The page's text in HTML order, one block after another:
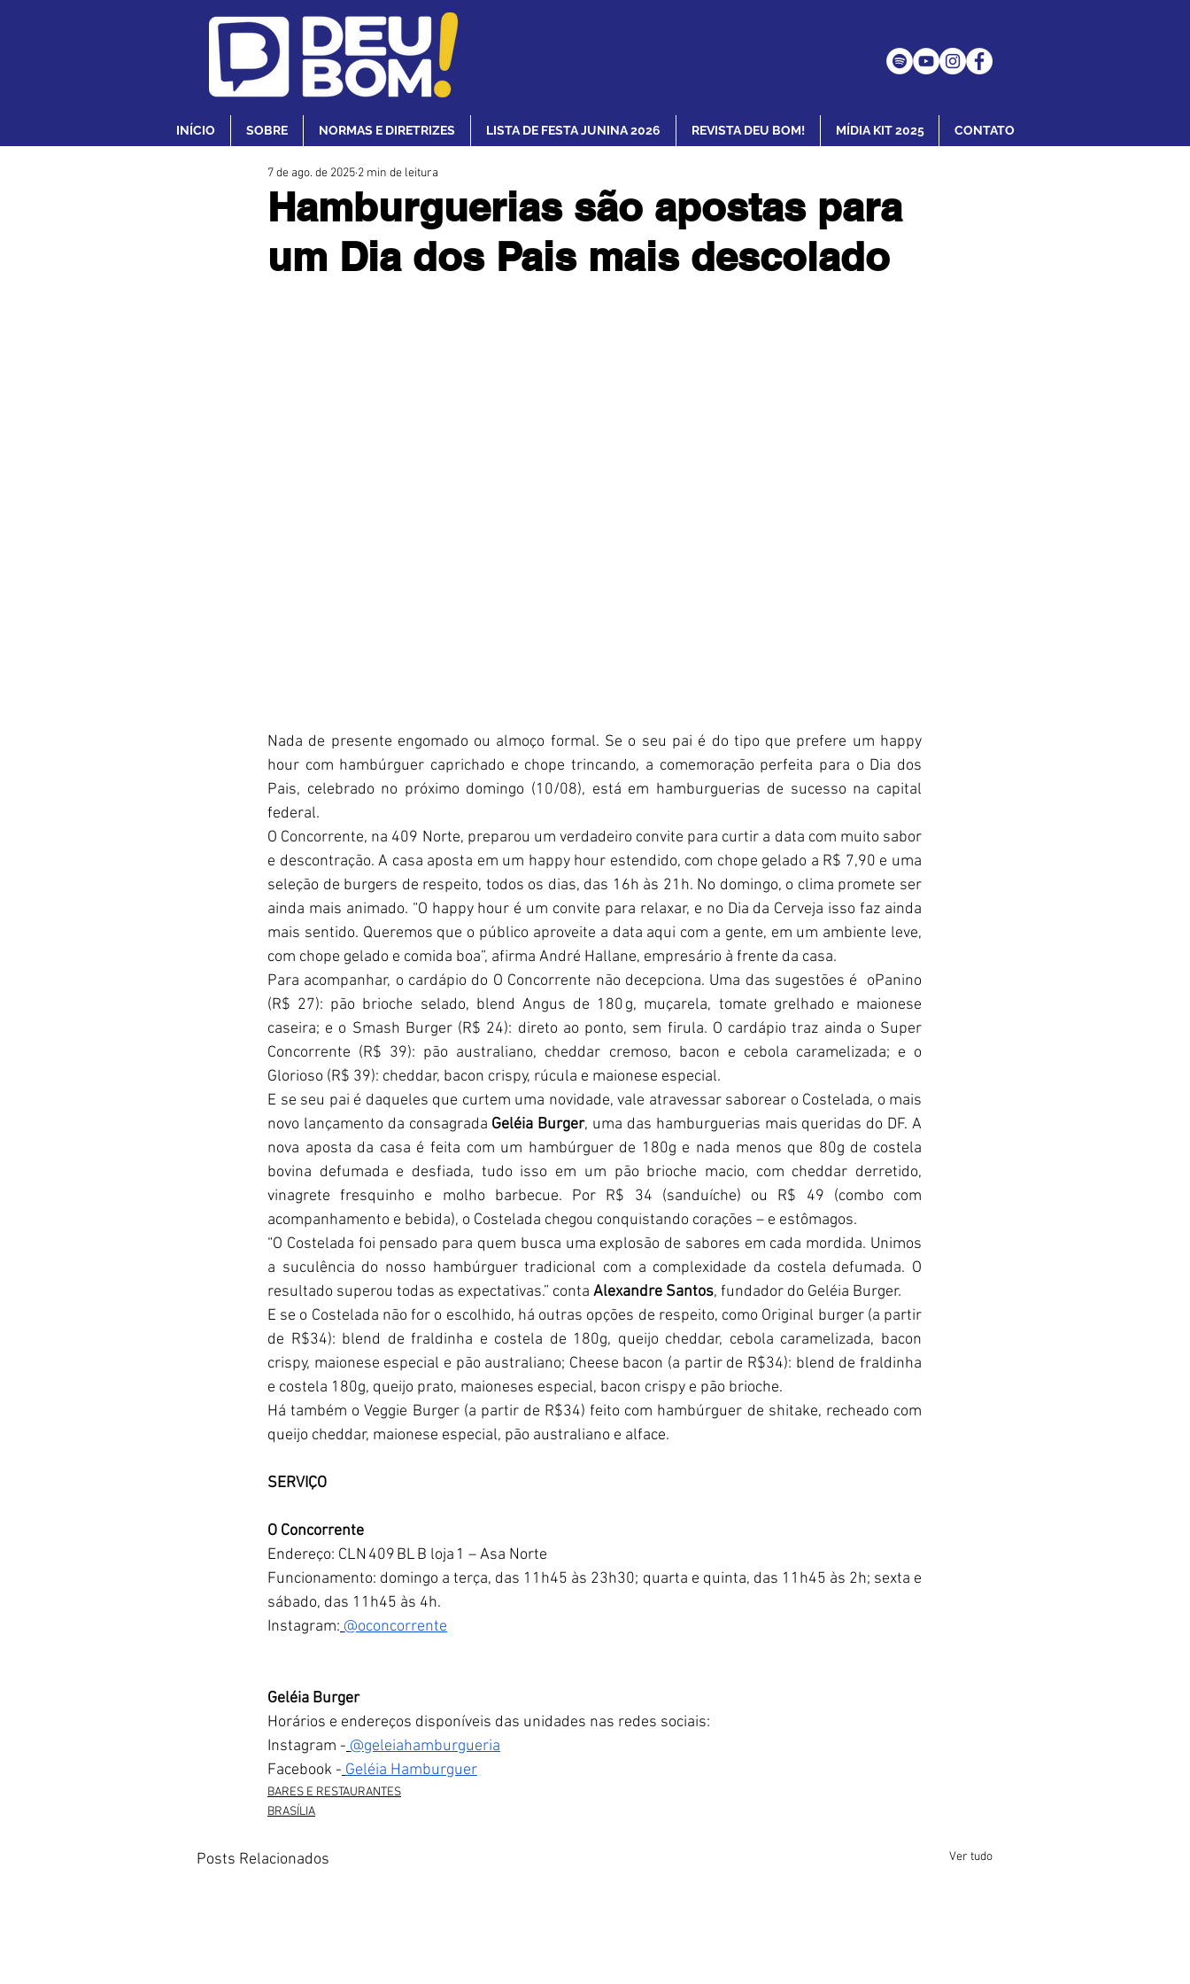
INÍCIO SOBRE NORMAS E DIRETRIZES LISTA DE FESTA JUNINA 2026 REVISTA DEU BOM! MÍDIA KIT 2025 CONTATO
Hamburguerias são apostas para
um Dia dos Pais mais descolado
7 de ago. de 2025 2 min de leitura
Nada de presente engomado ou almoço formal. Se o seu pai é do tipo que prefere um happy
hour com hambúrguer caprichado e chope trincando, a comemoração perfeita para o Dia dos
Pais, celebrado no próximo domingo (10/08), está em hamburguerias de sucesso na capital
federal.
O Concorrente, na 409 Norte, preparou um verdadeiro convite para curtir a data com muito sabor
e descontração. A casa aposta em um happy hour estendido, com chope gelado a R$ 7,90 e uma
seleção de burgers de respeito, todos os dias, das 16h às 21h. No domingo, o clima promete ser
ainda mais animado. “O happy hour é um convite para relaxar, e no Dia da Cerveja isso faz ainda
mais sentido. Queremos que o público aproveite a data aqui com a gente, em um ambiente leve,
com chope gelado e comida boa”, afirma André Hallane, empresário à frente da casa.
Para acompanhar, o cardápio do O Concorrente não decepciona. Uma das sugestões é  oPanino
(R$ 27): pão brioche selado, blend Angus de 180 g, muçarela, tomate grelhado e maionese
caseira; e o Smash Burger (R$ 24): direto ao ponto, sem firula. O cardápio traz ainda o Super
Concorrente (R$ 39): pão australiano, cheddar cremoso, bacon e cebola caramelizada; e o
Glorioso (R$ 39): cheddar, bacon crispy, rúcula e maionese especial.
E se seu pai é daqueles que curtem uma novidade, vale atravessar saborear o Costelada, o mais
novo lançamento da consagrada Geléia Burger, uma das hamburguerias mais queridas do DF. A
nova aposta da casa é feita com um hambúrguer de 180g e nada menos que 80g de costela
bovina defumada e desfiada, tudo isso em um pão brioche macio, com cheddar derretido,
vinagrete fresquinho e molho barbecue. Por R$ 34 (sanduíche) ou R$ 49 (combo com
acompanhamento e bebida), o Costelada chegou conquistando corações – e estômagos.
“O Costelada foi pensado para quem busca uma explosão de sabores em cada mordida. Unimos
a suculência do nosso hambúrguer tradicional com a complexidade da costela defumada. O
resultado superou todas as expectativas.” conta Alexandre Santos, fundador do Geléia Burger.
E se o Costelada não for o escolhido, há outras opções de respeito, como Original burger (a partir
de R$34): blend de fraldinha e costela de 180g, queijo cheddar, cebola caramelizada, bacon
crispy, maionese especial e pão australiano; Cheese bacon (a partir de R$34): blend de fraldinha
e costela 180g, queijo prato, maioneses especial, bacon crispy e pão brioche.
Há também o Veggie Burger (a partir de R$34) feito com hambúrguer de shitake, recheado com
queijo cheddar, maionese especial, pão australiano e alface.
SERVIÇO
O Concorrente
Endereço: CLN 409 BL B loja 1 – Asa Norte
Funcionamento: domingo a terça, das 11h45 às 23h30; quarta e quinta, das 11h45 às 2h; sexta e
sábado, das 11h45 às 4h.
Instagram: @oconcorrente
Geléia Burger
Horários e endereços disponíveis das unidades nas redes sociais:
Instagram - @geleiahamburgueria
Facebook - Geléia Hamburguer
BARES E RESTAURANTES
BRASÍLIA
Posts Relacionados Ver tudo